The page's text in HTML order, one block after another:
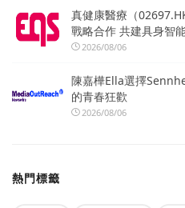
真健康醫療（
戰略合作 共建具身智
2026/08/06
陳嘉樺Ella選擇
的青春狂歡
2026/08/06
熱門標籤